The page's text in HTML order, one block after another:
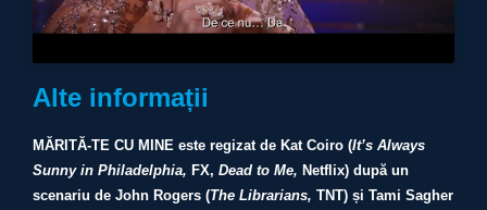
Alte informații
MĂRITĂ-TE CU MINE este regizat de Kat Coiro (It’s Always
Sunny in Philadelphia, FX, Dead to Me, Netflix) după un
scenariu de John Rogers (The Librarians, TNT) și Tami Sagher